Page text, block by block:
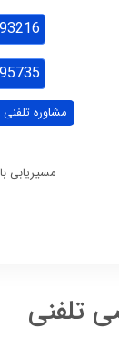
مشاوره تلفنی
مسیریابی
تلفنی